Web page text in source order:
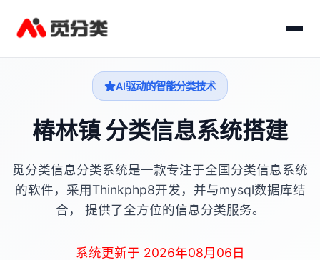
AI驱动的智能分类技术
椿林镇 分类信息系统搭建
觅分类信息分类系统是一款专注于全国分类信息系统
的软件，采用Thinkphp8开发，并与mysql数据库结
合， 提供了全方位的信息分类服务。
系统更新于 2026年08月06日